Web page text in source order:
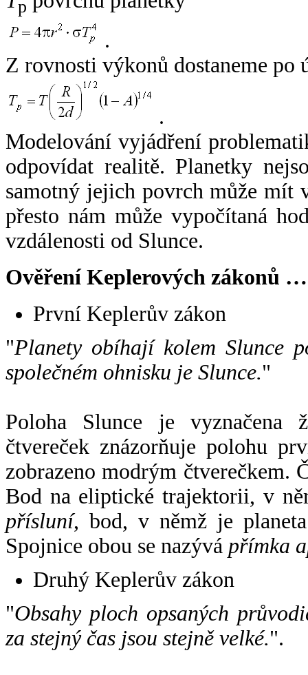
p
.
Z rovnosti výkonů dostaneme po
.
Modelování vyjádření
odpovídat realitě. Planetky
samotný jejich povrch může mít
přesto nám může vypočítaná
vzdálenosti od Slunce.
Ověření Keplerových zákonů …
První Keplerův zákon
"Planety obíhají kolem Slunce
společném ohnisku je Slunce."
Poloha Slunce je vyznačena
čtvereček znázorňuje polohu
zobrazeno modrým čtverečkem.
Bod na eliptické trajektorii, v
přísluní, bod, v němž je
Spojnice obou se nazývá přímka
Druhý Keplerův zákon
"Obsahy ploch opsaných
za stejný čas jsou stejně velké.".